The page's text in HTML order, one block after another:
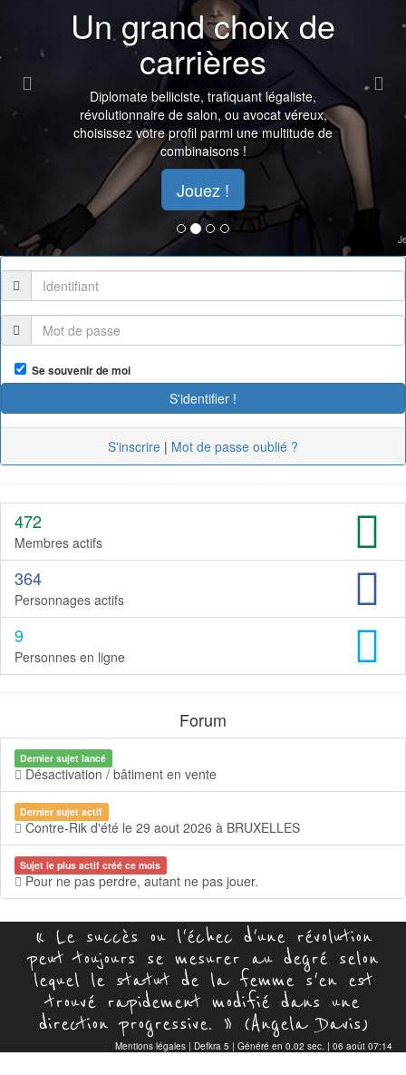
Un grand choix de
carrières
Diplomate belliciste, trafiquant légaliste,
révolutionnaire de salon, ou avocat véreux,
choisissez votre profil parmi une multitude de
combinaisons !
Jouez !
Se souvenir de moi
S'inscrire | Mot de passe oublié ?
472
Membres actifs
364
Personnages actifs
9
Personnes en ligne
Forum
Dernier sujet lancé
Désactivation / bâtiment en vente
Dernier sujet actif
Contre-Rik d'été le 29 aout 2026 à BRUXELLES
Sujet le plus actif créé ce mois
Pour ne pas perdre, autant ne pas jouer.
« Le succès ou l'échec d'une révolution
peut toujours se mesurer au degré selon
lequel le statut de la femme s'en est
trouvé rapidement modifié dans une
direction progressive. » (Angela Davis)
Mentions légales | Defkra 5 | Généré en 0.02 sec. | 06 août 07:14